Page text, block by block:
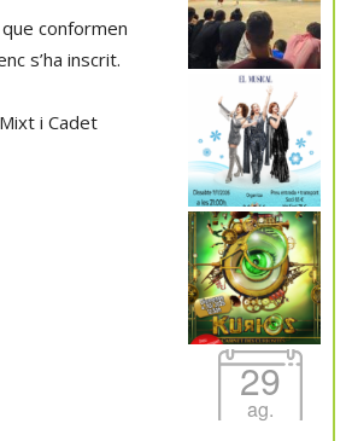
conformen
s’ha inscrit.
i Cadet
29
ag.